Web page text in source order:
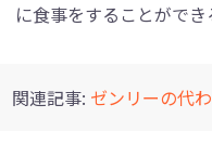
に食事をすることができ
関連記事: ゼンリーの代